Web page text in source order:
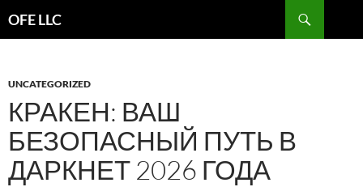
OFE LLC
UNCATEGORIZED
КРАКЕН: ВАШ
БЕЗОПАСНЫЙ ПУТЬ В
ДАРКНЕТ 2026 ГОДА